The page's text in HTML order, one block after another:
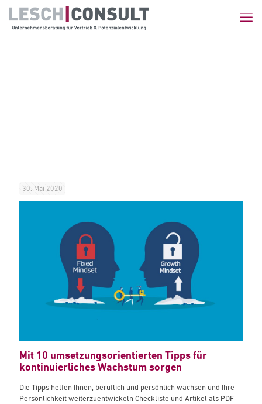
30. Mai 2020
Mit 10 umsetzungsorientierten Tipps für
kontinuierliches Wachstum sorgen
Die Tipps helfen Ihnen, beruflich und persönlich wachsen und Ihre
Persönlichkeit weiterzuentwickeln Checkliste und Artikel als PDF-